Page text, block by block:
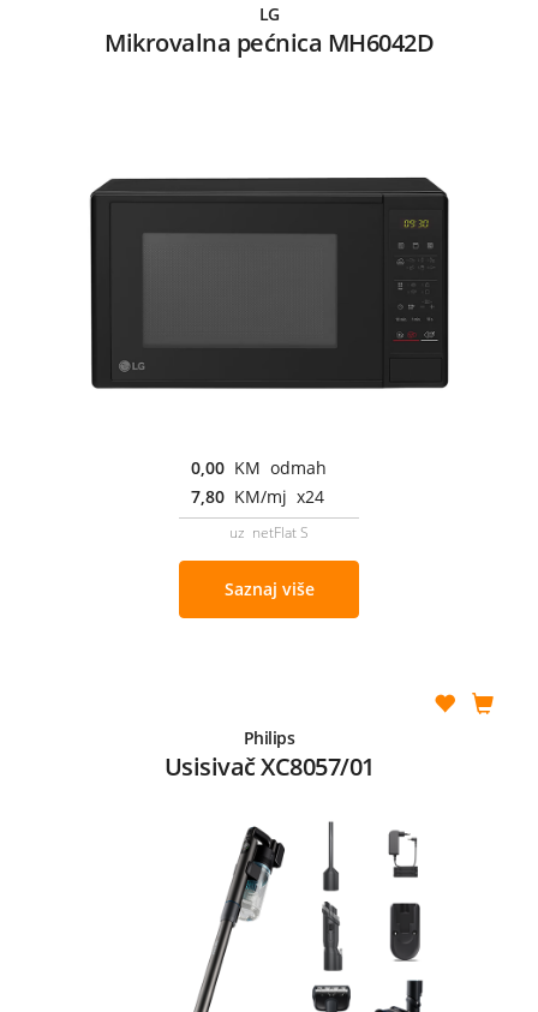
LG
Mikrovalna pećnica MH6042D
0,00 KM odmah
7,80 KM/mj x24
uz netFlat S
Saznaj više
Philips
Usisivač XC8057/01